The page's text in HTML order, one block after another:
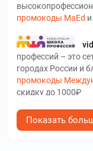
промокоды MaEd
профессий – это
городах России и
промокоды
скидку до 1000₽
университет
Показать